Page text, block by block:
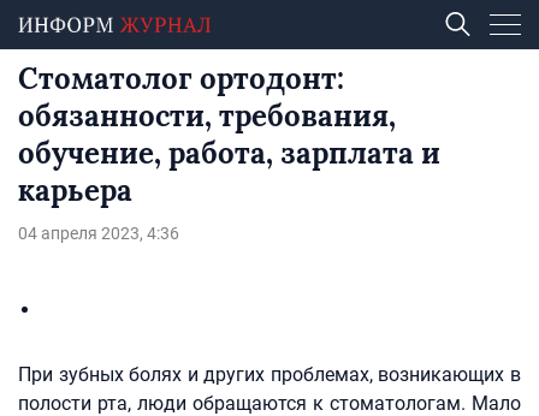
Стоматолог ортодонт:
обязанности, требования,
обучение, работа, зарплата и
карьера
04 апреля 2023, 4:36
При зубных болях и других проблемах, возникающих в
полости рта, люди обращаются к стоматологам. Мало